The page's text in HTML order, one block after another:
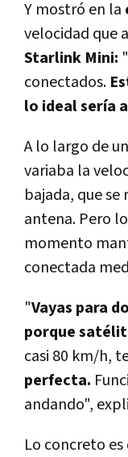
Y mostró en la
velocidad que
Starlink Mini:
conectados.
lo ideal sería
A lo largo de
variaba la
bajada, que se
antena. Pero
momento
conectada
"Vayas para
porque
casi 80 km/h,
perfecta.
andando",
Lo concreto es